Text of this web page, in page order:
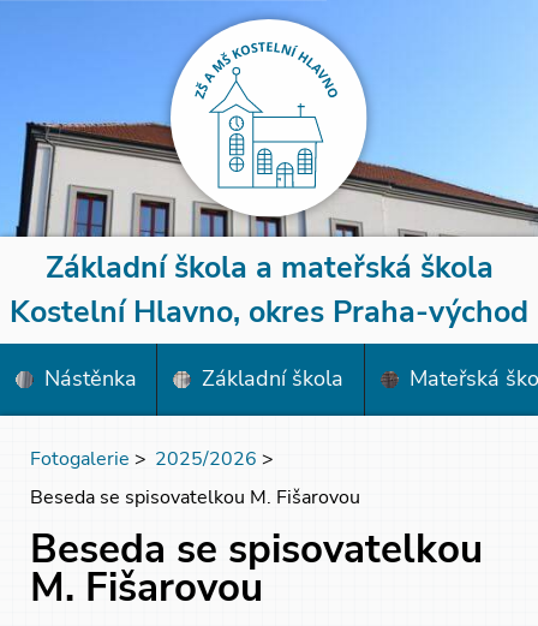
Základní škola a mateřská škola
Kostelní Hlavno, okres Praha-východ
Nástěnka Základní škola Mateřská
Fotogalerie > 2025/2026 >
Beseda se spisovatelkou M. Fišarovou
Beseda se spisovatelkou
M. Fišarovou